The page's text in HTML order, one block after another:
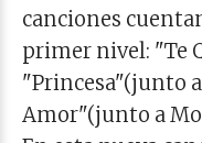
canciones
primer nivel: "Te
"Princesa"(junto
Amor"(junto a